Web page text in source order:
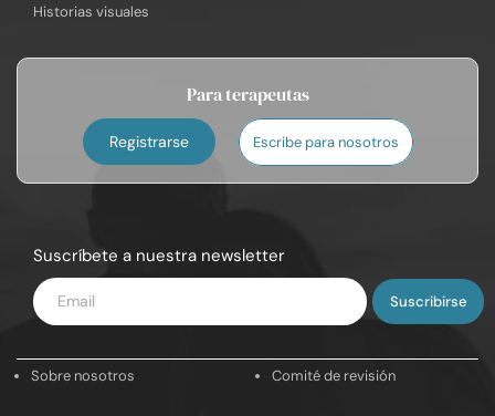
Historias visuales
Para terapeutas
Registrarse Escribe para nosotros
Suscríbete a nuestra newsletter
Introduce
tu
Sobre nosotros Comité de revisión